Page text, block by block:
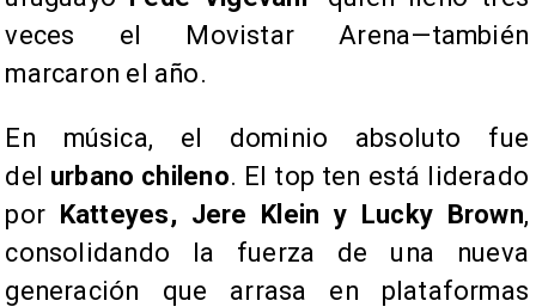
veces el Movistar Arena—también
marcaron el año.
En música, el dominio absoluto fue
del urbano chileno. El top ten está liderado
por Katteyes, Jere Klein y Lucky Brown,
consolidando la fuerza de una nueva
generación que arrasa en plataformas